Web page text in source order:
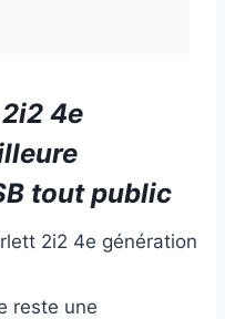
4e
tout public
reste une